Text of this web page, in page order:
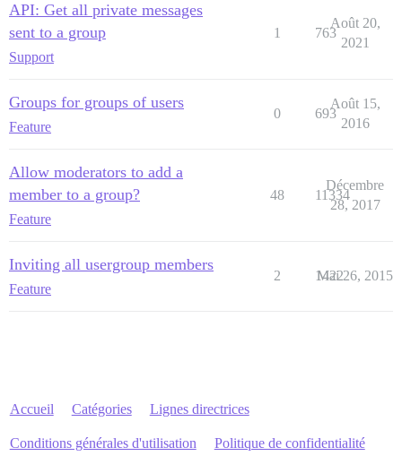
API: Get all private messages
sent to a group
Support
1 763
Août 20,
2021
Groups for groups of users
Feature
0 693
Août 15,
2016
Allow moderators to add a
member to a group?
Feature
48 11334
Décembre
28, 2017
Inviting all usergroup members
Feature
2 1422
Mai 26, 2015
Accueil Catégories Lignes directrices
Conditions générales d'utilisation Politique de confidentialité